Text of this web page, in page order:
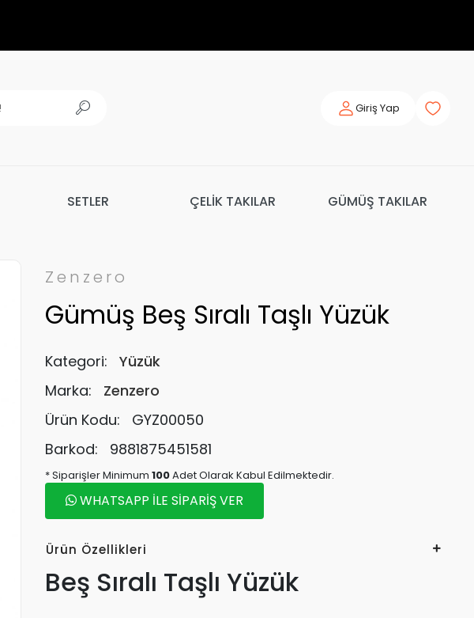
Giriş Yap
SETLER ÇELİK TAKILAR GÜMÜŞ TAKILAR
Zenzero
Gümüş Beş Sıralı Taşlı Yüzük
Kategori:
Yüzük
Marka:
Zenzero
Ürün Kodu:
GYZ00050
Barkod:
9881875451581
* Siparişler Minimum 100Adet Olarak Kabul Edilmektedir.
WHATSAPP İLE SİPARİŞ VER
Ürün Özellikleri
Beş Sıralı Taşlı Yüzük